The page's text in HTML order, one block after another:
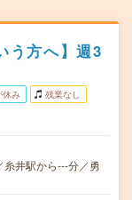
う方へ】週3
休み 残業なし
井駅から---分／勇